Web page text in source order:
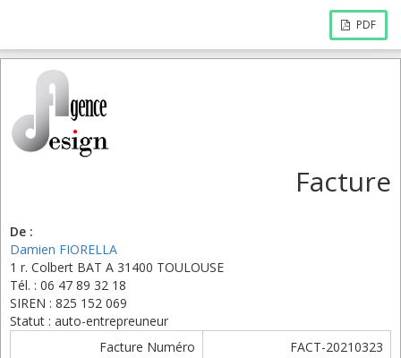
PDF
Facture
De :
Damien FIORELLA
1 r. Colbert BAT A 31400 TOULOUSE
Tél. : 06 47 89 32 18
SIREN : 825 152 069
Statut : auto-entrepreuneur
Facture Numéro
FACT-20210323